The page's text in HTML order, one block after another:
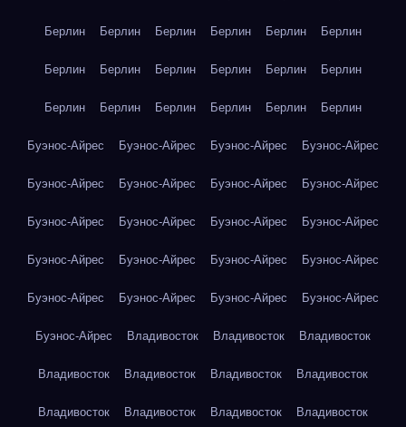
Берлин Берлин Берлин Берлин Берлин Берлин
Берлин Берлин Берлин Берлин Берлин Берлин
Берлин Берлин Берлин Берлин Берлин Берлин
Буэнос-Айрес Буэнос-Айрес Буэнос-Айрес Буэнос-Айрес
Буэнос-Айрес Буэнос-Айрес Буэнос-Айрес Буэнос-Айрес
Буэнос-Айрес Буэнос-Айрес Буэнос-Айрес Буэнос-Айрес
Буэнос-Айрес Буэнос-Айрес Буэнос-Айрес Буэнос-Айрес
Буэнос-Айрес Буэнос-Айрес Буэнос-Айрес Буэнос-Айрес
Буэнос-Айрес Владивосток Владивосток Владивосток
Владивосток Владивосток Владивосток Владивосток
Владивосток Владивосток Владивосток Владивосток